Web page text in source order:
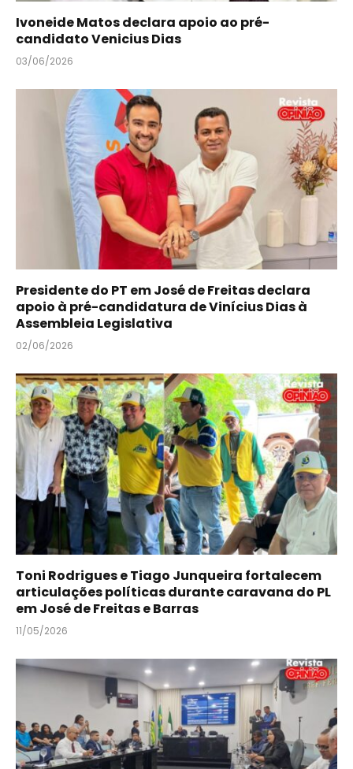
Ivoneide Matos declara apoio ao pré-
candidato Venicius Dias
03/06/2026
Presidente do PT em José de Freitas declara
apoio à pré-candidatura de Vinícius Dias à
Assembleia Legislativa
02/06/2026
Toni Rodrigues e Tiago Junqueira fortalecem
articulações políticas durante caravana do PL
em José de Freitas e Barras
11/05/2026